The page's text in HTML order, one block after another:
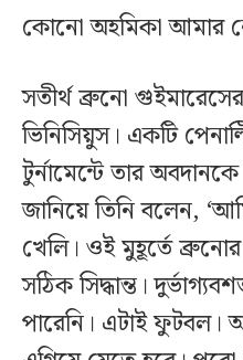
কোনো অহমিকা আমার
সতীর্থ ব্রুনো
ভিনিসিয়ুস। একটি
টুর্নামেন্টে তার
জানিয়ে তিনি বলেন,
খেলি। ওই মুহূর্তে
সঠিক সিদ্ধান্ত।
পারেনি। এটাই ফুটবল।